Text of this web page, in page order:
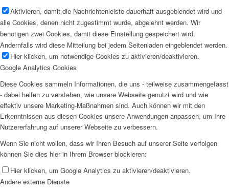
Aktivieren, damit die Nachrichtenleiste dauerhaft ausgeblendet wird und
alle Cookies, denen nicht zugestimmt wurde, abgelehnt werden. Wir
benötigen zwei Cookies, damit diese Einstellung gespeichert wird.
Andernfalls wird diese Mitteilung bei jedem Seitenladen eingeblendet werden.
Hier klicken, um notwendige Cookies zu aktivieren/deaktivieren.
Google Analytics Cookies
Diese Cookies sammeln Informationen, die uns - teilweise zusammengefasst
- dabei helfen zu verstehen, wie unsere Webseite genutzt wird und wie
effektiv unsere Marketing-Maßnahmen sind. Auch können wir mit den
Erkenntnissen aus diesen Cookies unsere Anwendungen anpassen, um Ihre
Nutzererfahrung auf unserer Webseite zu verbessern.
Wenn Sie nicht wollen, dass wir Ihren Besuch auf unserer Seite verfolgen
können Sie dies hier in Ihrem Browser blockieren:
Hier klicken, um Google Analytics zu aktivieren/deaktivieren.
Andere externe Dienste